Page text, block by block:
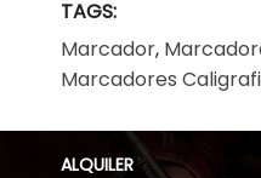
TAGS:
Marcador,
Marcadores
ALQUILER